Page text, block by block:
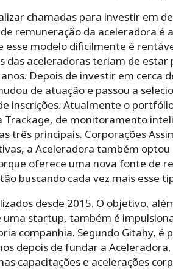
chamadas para investir em
remuneração da aceleradora é
modelo dificilmente é
das aceleradoras teriam de estar
Depois de investir em cerca
de atuação e passou a
inscrições. Atualmente o
de monitoramento
três principais. Corporações
a Aceleradora também optou
oferece uma nova fonte de
buscando cada vez mais esse
desde 2015. O objetivo,
startup, também é
companhia. Segundo Gitahy, é
depois de fundar a
capacitações e acelerações